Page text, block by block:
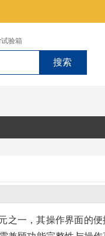
验箱
之一，其操作界面的